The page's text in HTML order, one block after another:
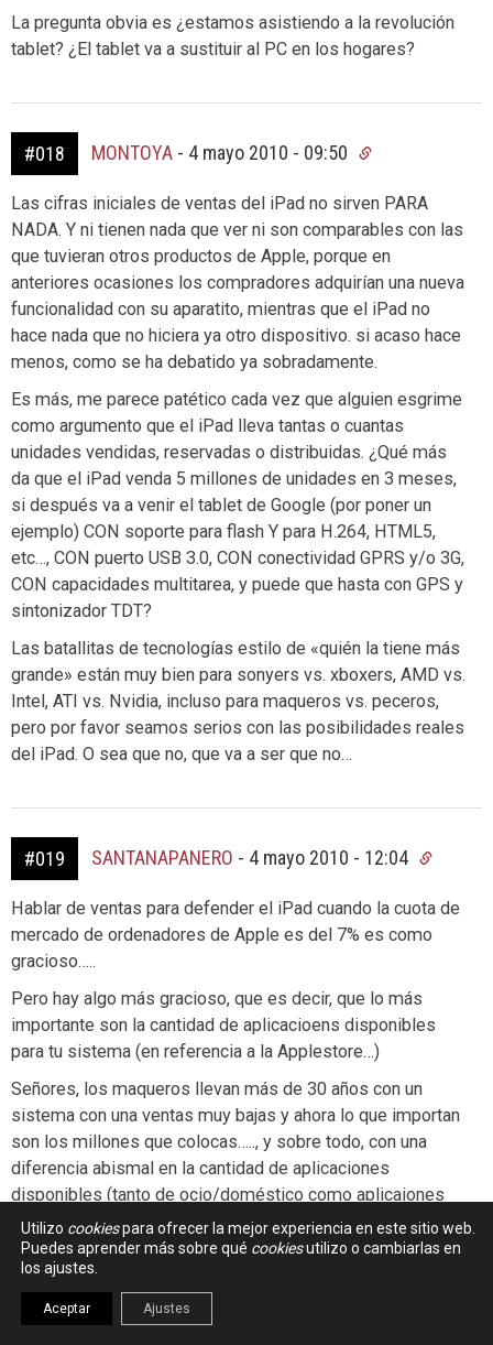
La pregunta obvia es ¿estamos asistiendo a la revolución
tablet? ¿El tablet va a sustituir al PC en los hogares?
#018 MONTOYA - 4 mayo 2010 - 09:50
Las cifras iniciales de ventas del iPad no sirven PARA
NADA. Y ni tienen nada que ver ni son comparables con las
que tuvieran otros productos de Apple, porque en
anteriores ocasiones los compradores adquirían una nueva
funcionalidad con su aparatito, mientras que el iPad no
hace nada que no hiciera ya otro dispositivo. si acaso hace
menos, como se ha debatido ya sobradamente.
Es más, me parece patético cada vez que alguien esgrime
como argumento que el iPad lleva tantas o cuantas
unidades vendidas, reservadas o distribuidas. ¿Qué más
da que el iPad venda 5 millones de unidades en 3 meses,
si después va a venir el tablet de Google (por poner un
ejemplo) CON soporte para flash Y para H.264, HTML5,
etc…, CON puerto USB 3.0, CON conectividad GPRS y/o 3G,
CON capacidades multitarea, y puede que hasta con GPS y
sintonizador TDT?
Las batallitas de tecnologías estilo de «quién la tiene más
grande» están muy bien para sonyers vs. xboxers, AMD vs.
Intel, ATI vs. Nvidia, incluso para maqueros vs. peceros,
pero por favor seamos serios con las posibilidades reales
del iPad. O sea que no, que va a ser que no…
#019 SANTANAPANERO - 4 mayo 2010 - 12:04
Hablar de ventas para defender el iPad cuando la cuota de
mercado de ordenadores de Apple es del 7% es como
gracioso…..
Pero hay algo más gracioso, que es decir, que lo más
importante son la cantidad de aplicacioens disponibles
para tu sistema (en referencia a la Applestore…)
Señores, los maqueros llevan más de 30 años con un
sistema con una ventas muy bajas y ahora lo que importan
son los millones que colocas….., y sobre todo, con una
diferencia abismal en la cantidad de aplicaciones
disponibles (tanto de ocio/doméstico como aplicaiones
profesionales avanzadas) y ahora cambian el discuros en 3
años…..
despues de estar burlándose de estos procesadores 20
Utilizo cookiespara ofrecer la mejor experiencia en este sitio web.
Puedes aprender más sobre qué cookiesutilizo o cambiarlas en
los ajustes.
Aceptar Ajustes